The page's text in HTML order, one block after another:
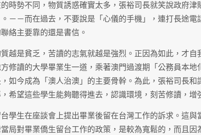
時勢不同，物質誘惑確實太多，張裕司長就笑說政府
－－而在過去，不要說是「心儀的手機」，連打長途電
絡主要靠的還是書信。
越是貧乏，苦讀的志氣就越是強烈。正因為如此，才自
修讀的大學畢業生一道，乘著澳門過渡期「公務員本地
如今成為「澳人治澳」的主要骨幹。為此，張裕司長
希望這些學生能夠聽得進去，認識環境，刻苦修讀，增
學生在座談會上提出畢業後留在台灣工作的訴求。這
局對畢業僑生留台工作的政策，是較為寬鬆的，而且